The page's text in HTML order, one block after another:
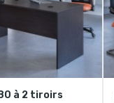
à 2 tiroirs